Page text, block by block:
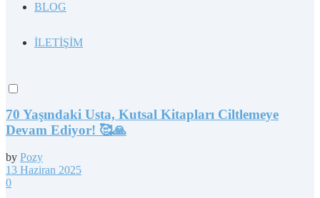
BLOG
İLETİŞİM
70 Yaşındaki Usta, Kutsal Kitapları Ciltlemeye
Devam Ediyor! 🥰🙏
by Pozy
13 Haziran 2025
0